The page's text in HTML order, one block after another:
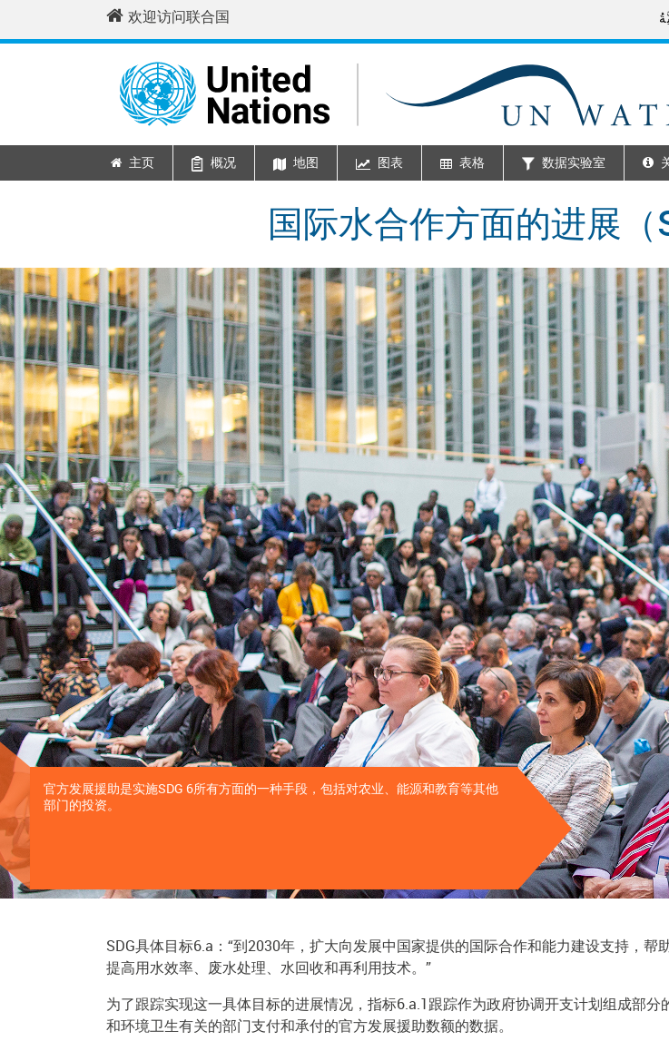
Skip to main content欢迎访问联合国
Main navigation
主页 概况 地图 图表 表格 数据实验室
国际水合作方面的进展（
官方发展援助是实施SDG 6所有方面的一种手段，包括对农业、能源和教育等其他
部门的投资。
SDG具体目标6.a：“到2030年，扩大向发展中国家提供的国际合作和能力建设支持，
提高用水效率、废水处理、水回收和再利用技术。”
为了跟踪实现这一具体目标的进展情况，指标6.a.1跟踪作为政府协调开支计划组成部
和环境卫生有关的部门支付和承付的官方发展援助数额的数据。